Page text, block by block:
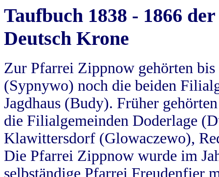
Taufbuch 1838 - 1866
Deutsch Krone
Zur Pfarrei Zippnow gehörten
(Sypnywo) noch die beiden
Jagdhaus (Budy). Früher
die Filialgemeinden Doderlage
Klawittersdorf (Glowaczewo),
Die Pfarrei Zippnow wurde im
selbständige Pfarrei Freudenfier